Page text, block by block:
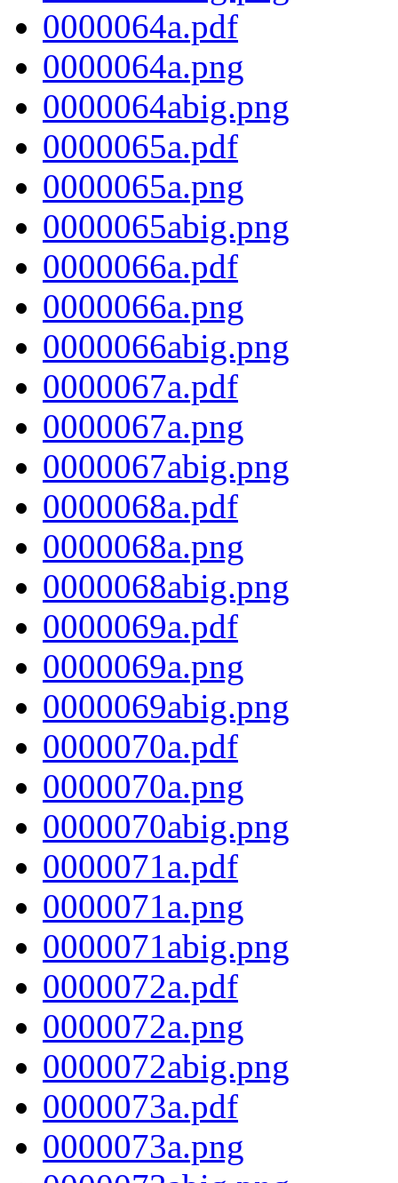
0000064a.pdf
0000064a.png
0000064abig.png
0000065a.pdf
0000065a.png
0000065abig.png
0000066a.pdf
0000066a.png
0000066abig.png
0000067a.pdf
0000067a.png
0000067abig.png
0000068a.pdf
0000068a.png
0000068abig.png
0000069a.pdf
0000069a.png
0000069abig.png
0000070a.pdf
0000070a.png
0000070abig.png
0000071a.pdf
0000071a.png
0000071abig.png
0000072a.pdf
0000072a.png
0000072abig.png
0000073a.pdf
0000073a.png